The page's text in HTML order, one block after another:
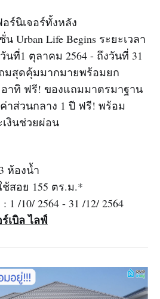
ร์นิเจอร์ทั้งหลัง
Urban Life Begins ระยะเวลา
ที่1 ตุลาคม 2564 - ถึงวันที่ 31
มสุดคุ้มมากมายพร้อมยก
อาทิ ฟรี! ของแถมมาตรมาฐาน
าส่วนกลาง 1 ปี ฟรี! พร้อม
งินช่วยผ่อน
ห้องน้ำ
สอย 155 ตร.ม.*
/10/ 2564 - 31 /12/ 2564
ร์เบิล ไลฟ์